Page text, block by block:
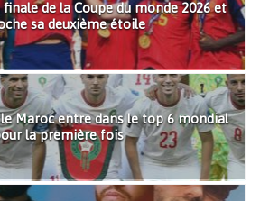
de la Coupe du monde 2026 et
sa deuxième étoile
le Maroc entre dans le top 6 mondial
la première fois